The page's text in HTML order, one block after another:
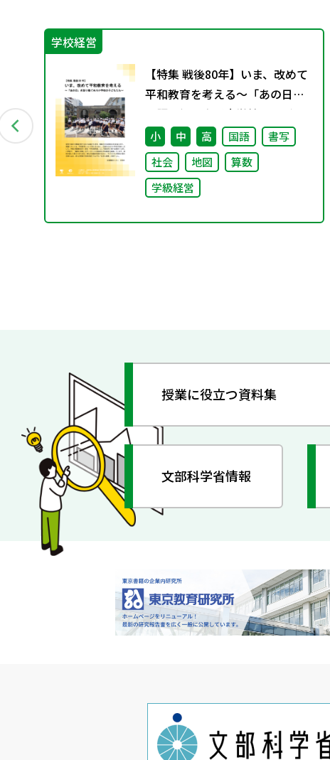
学校経営
【特集 戦後80年】いま、改めて
平和教育を考える〜「あの日」
を語り継ぐ本川小学校の子ども
たち〜
小 中 高 国語
書写
社会
地図
算数
学級経営
授業に役立つ資料集
文部科学省情報